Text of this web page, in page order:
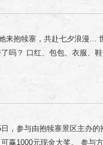
目甚至视而不见，还有公共
损个人形象，又影响他人。
文明成为最美的风景线
来抱犊寨，共赴七夕浪漫
吗？ 口红、包包、衣服、
免单之旅 活动时间：8月1
效。 夜场预告 精彩不容错
、啤酒、烧烤、露营 超然
伴奉献一场璀璨盛宴 一场
空下 表白你心仪的她...... 造
，参与由抱犊寨景区主办
赢1000元现金大奖。 参与